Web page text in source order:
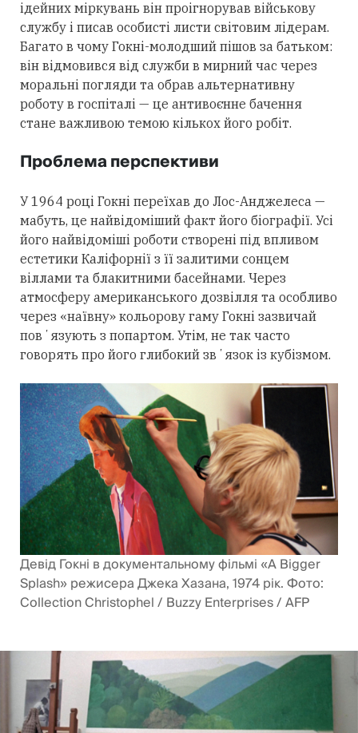
ідейних міркувань він проігнорував військову
службу і писав особисті листи світовим лідерам.
Багато в чому Гокні-молодший пішов за батьком:
він відмовився від служби в мирний час через
моральні погляди та обрав альтернативну
роботу в госпіталі — це антивоєнне бачення
стане важливою темою кількох його робіт.
Проблема перспективи
У 1964 році Гокні переїхав до Лос-Анджелеса —
мабуть, це найвідоміший факт його біографії. Усі
його найвідоміші роботи створені під впливом
естетики Каліфорнії з її залитими сонцем
віллами та блакитними басейнами. Через
атмосферу американського дозвілля та особливо
через «наївну» кольорову гаму Гокні зазвичай
повʼязують з попартом. Утім, не так часто
говорять про його глибокий звʼязок із кубізмом.
Девід Гокні в документальному фільмі «A Bigger
Splash» режисера Джека Хазана, 1974 рік. Фото:
Collection Christophel / Buzzy Enterprises / AFP